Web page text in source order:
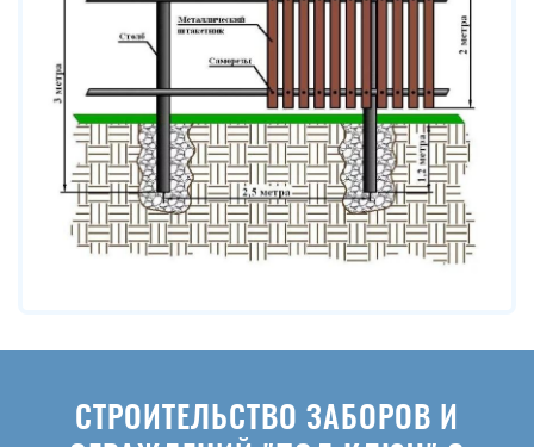
СТРОИТЕЛЬСТВО ЗАБОРОВ И